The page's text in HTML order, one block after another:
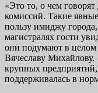
«Это то, о чем
комиссий. Такие
пользу имиджу
магистралях гости
они подумают в целом
Вячеславу
крупных
поддерживалась в